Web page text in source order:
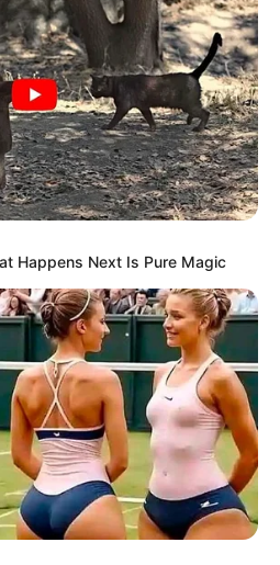
Happens Next Is Pure Magic